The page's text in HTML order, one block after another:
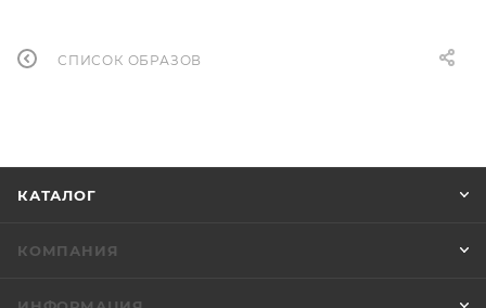
СПИСОК ОБРАЗОВ
КАТАЛОГ
КОМПАНИЯ